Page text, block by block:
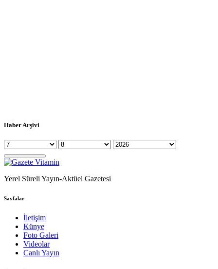
Haber Arşivi
Yerel Süreli Yayın-Aktüel Gazetesi
Sayfalar
İletişim
Künye
Foto Galeri
Videolar
Canlı Yayın